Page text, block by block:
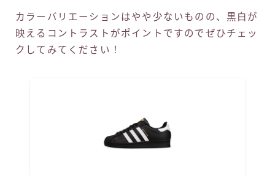
カラーバリエーションはやや少ないものの、黒白が
映えるコントラストがポイントですのでぜひチェッ
クしてみてください！